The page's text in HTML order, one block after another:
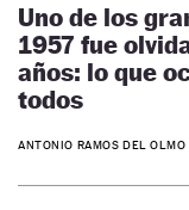
Uno de los
1957 fue
años: lo que
todos
ANTONIO RAMOS DEL OLMO